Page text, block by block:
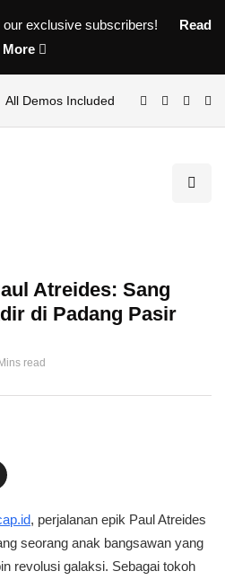
our exclusive subscribers!
Read
More
All Demos Included
Atreides: Sang
di Padang Pasir
read
, perjalanan epik Paul Atreides
seorang anak bangsawan yang
revolusi galaksi. Sebagai tokoh